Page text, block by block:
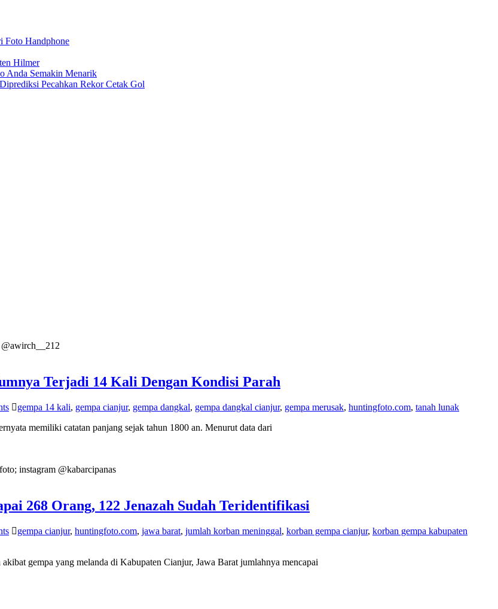
Foto Handphone
Hilmer
Anda Semakin Menarik
Pecahkan Rekor Cetak Gol
Terjadi 14 Kali Dengan Kondisi Parah
gempa 14 kali, gempa cianjur, gempa dangkal, gempa dangkal cianjur, gempa merusak, huntingfoto.com, tanah lunak
memiliki catatan panjang sejak tahun 1800 an. Menurut data dari
instagram @kabarcipanas
268 Orang, 122 Jenazah Sudah Teridentifikasi
gempa cianjur, huntingfoto.com, jawa barat, jumlah korban meninggal, korban gempa cianjur, korban gempa kabupaten
gempa yang melanda di Kabupaten Cianjur, Jawa Barat jumlahnya mencapai